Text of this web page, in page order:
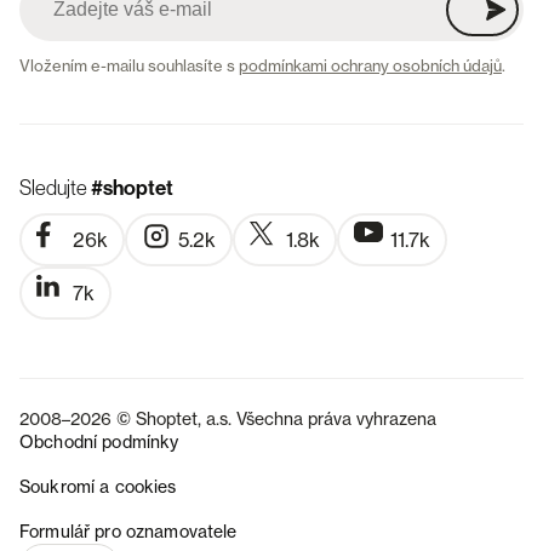
Vložením e-mailu souhlasíte spodmínkami ochrany osobních údajů.
Sledujte#shoptet
26k 5.2k 1.8k 11.7k
7k
2008–2026 © Shoptet, a.s. Všechna práva vyhrazena
Obchodní podmínky
Soukromí a cookies
Formulář pro oznamovatele